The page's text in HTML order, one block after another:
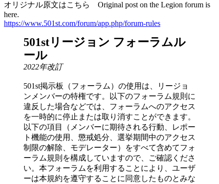
オリジナル原文はこちら Original post on the Legion forum is
here.
https://www.501st.com/forum/app.php/forum-rules
501stリージョン フォーラムル
ール
2022年改訂
501st掲示板（フォーラム）の使用は、リージョ
ンメンバーの特権です。以下のフォーラム規則に
違反した場合などでは、フォーラムへのアクセス
を一時的に停止または取り消すことができます。
以下の項目（メンバーに期待される行動、レポー
ト機能の使用、懲戒処分、選挙期間中のアクセス
制限の解除、モデレーター）をすべて含めてフォ
ーラム規則を構成していますので、ご確認くださ
い。本フォーラムを利用することにより、ユーザ
ーは本規約を遵守することに同意したものとみな